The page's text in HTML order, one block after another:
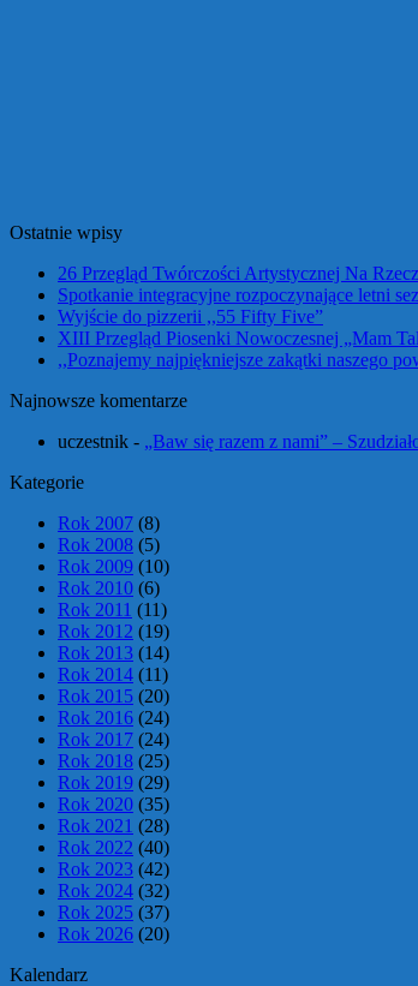
Ostatnie wpisy
26 Przegląd Twórczości Artystycznej Na
Spotkanie integracyjne rozpoczynające letni
Wyjście do pizzerii ,,55 Fifty Five”
XIII Przegląd Piosenki Nowoczesnej „Mam
,,Poznajemy najpiękniejsze zakątki naszego
Najnowsze komentarze
uczestnik - „Baw się razem z nami” –
Kategorie
Rok 2007 (8)
Rok 2008 (5)
Rok 2009 (10)
Rok 2010 (6)
Rok 2011 (11)
Rok 2012 (19)
Rok 2013 (14)
Rok 2014 (11)
Rok 2015 (20)
Rok 2016 (24)
Rok 2017 (24)
Rok 2018 (25)
Rok 2019 (29)
Rok 2020 (35)
Rok 2021 (28)
Rok 2022 (40)
Rok 2023 (42)
Rok 2024 (32)
Rok 2025 (37)
Rok 2026 (20)
Kalendarz